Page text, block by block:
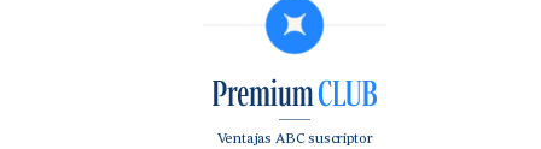
Ventajas ABC suscriptor